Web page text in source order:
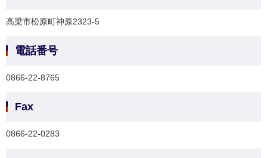
高梁市松原町神原2323-5
電話番号
0866-22-8765
Fax
0866-22-0283